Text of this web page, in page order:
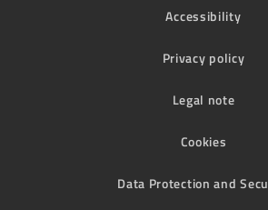
Accessibility
Privacy policy
Legal note
Cookies
Data Protection and